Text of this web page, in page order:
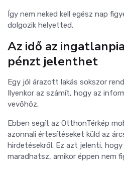
Így nem neked kell egész nap
dolgozik helyetted.
Az idő az
pénzt jelenthet
Egy jól árazott lakás sokszor
Ilyenkor az számít, hogy az
vevőhöz.
Ebben segít az OtthonTérkép
azonnali értesítéseket küld az
hirdetésekről. Ez azt jelenti, hogy
maradhatsz, amikor éppen nem